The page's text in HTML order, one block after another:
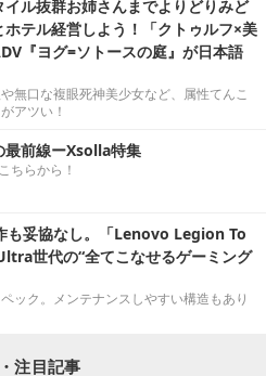
イル抜群お姉さんまでよりどりみど
ホテル経営しよう！「クトゥルフ×美
『ヨグ=ソトースの庭』が日本語
無口な複眼死神美少女など、属性てんこ
アツい！
最前線ーXsolla特集
ちらから！
も妥協なし。「Lenovo Legion To
世代の“全てこなせるゲーミング
ック。メンテナンスしやすい構造もあり
注目記事